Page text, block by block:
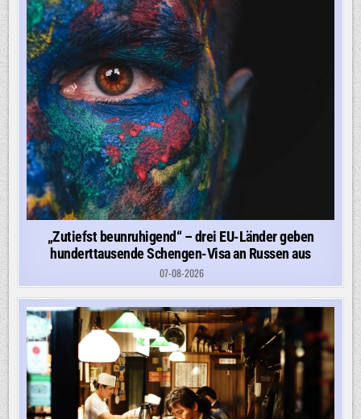
„Zutiefst beunruhigend“ – drei EU-Länder geben
hunderttausende Schengen-Visa an Russen aus
07-08-2026